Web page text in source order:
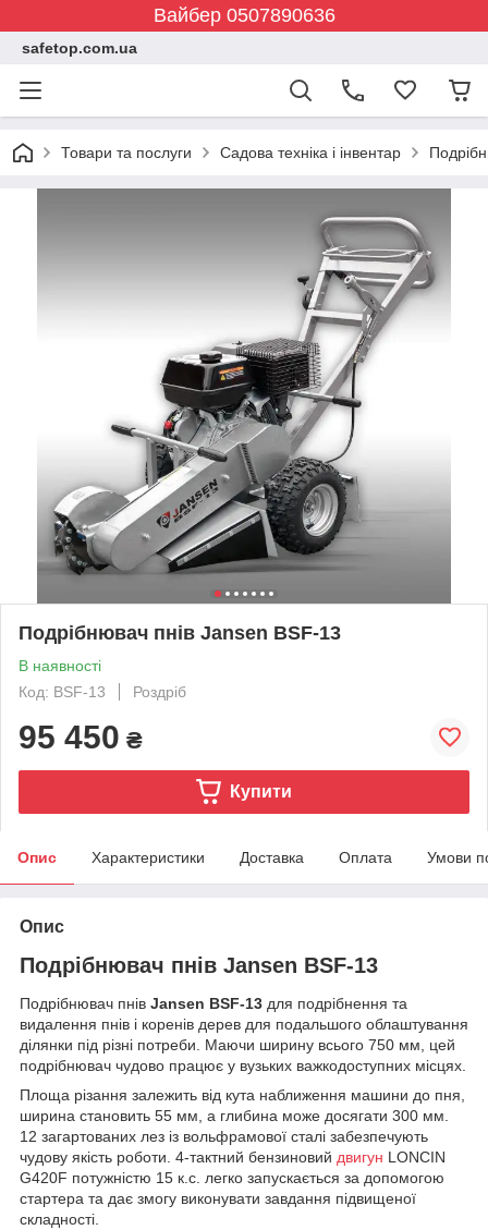
Вайбер 0507890636
safetop.com.ua
Товари та послуги Садова техніка і інвентар
Подрібнювач пнів Jansen BSF-13
В наявності
Код: BSF-13
Роздріб
95 450 ₴
Купити
Опис Характеристики Доставка Оплата Умови
Опис
Подрібнювач пнів Jansen BSF-13
Подрібнювач пнів Jansen BSF-13 для подрібнення та
видалення пнів і коренів дерев для подальшого облаштування
ділянки під різні потреби. Маючи ширину всього 750 мм, цей
подрібнювач чудово працює у вузьких важкодоступних місцях.
Площа різання залежить від кута наближення машини до пня,
ширина становить 55 мм, а глибина може досягати 300 мм.
12 загартованих лез із вольфрамової сталі забезпечують
чудову якість роботи. 4-тактний бензиновий двигун LONCIN
G420F потужністю 15 к.с. легко запускається за допомогою
стартера та дає змогу виконувати завдання підвищеної
складності.